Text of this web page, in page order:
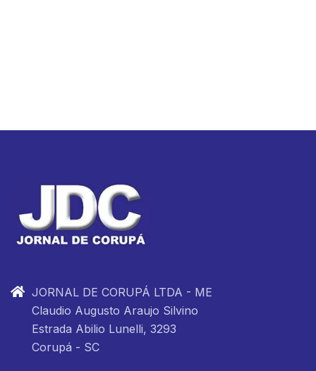
JORNAL DE CORUPÁ LTDA - ME
Claudio Augusto Araujo Silvino
Estrada Abilio Lunelli, 3293
Corupá - SC